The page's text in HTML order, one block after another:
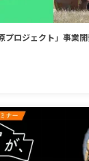
プロジェクト」事業